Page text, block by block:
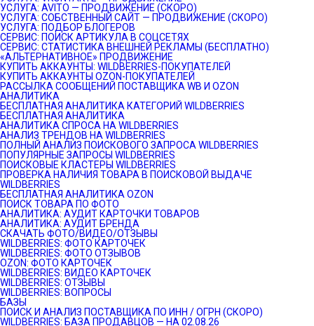
УСЛУГА: AVITO — ПРОДВИЖЕНИЕ (СКОРО)
УСЛУГА: СОБСТВЕННЫЙ САЙТ — ПРОДВИЖЕНИЕ (СКОРО)
УСЛУГА: ПОДБОР БЛОГЕРОВ
СЕРВИС: ПОИСК АРТИКУЛА В СОЦСЕТЯХ
СЕРВИС: СТАТИСТИКА ВНЕШНЕЙ РЕКЛАМЫ (БЕСПЛАТНО)
«АЛЬТЕРНАТИВНОЕ» ПРОДВИЖЕНИЕ
КУПИТЬ АККАУНТЫ: WILDBERRIES-ПОКУПАТЕЛЕЙ
КУПИТЬ АККАУНТЫ OZON-ПОКУПАТЕЛЕЙ
РАССЫЛКА СООБЩЕНИЙ ПОСТАВЩИКА WB И OZON
АНАЛИТИКА
БЕСПЛАТНАЯ АНАЛИТИКА КАТЕГОРИЙ WILDBERRIES
БЕСПЛАТНАЯ АНАЛИТИКА
АНАЛИТИКА СПРОСА НА WILDBERRIES
АНАЛИЗ ТРЕНДОВ НА WILDBERRIES
ПОЛНЫЙ АНАЛИЗ ПОИСКОВОГО ЗАПРОСА WILDBERRIES
ПОПУЛЯРНЫЕ ЗАПРОСЫ WILDBERRIES
ПОИСКОВЫЕ КЛАСТЕРЫ WILDBERRIES
ПРОВЕРКА НАЛИЧИЯ ТОВАРА В ПОИСКОВОЙ ВЫДАЧЕ
WILDBERRIES
БЕСПЛАТНАЯ АНАЛИТИКА OZON
ПОИСК ТОВАРА ПО ФОТО
АНАЛИТИКА: АУДИТ КАРТОЧКИ ТОВАРОВ
АНАЛИТИКА: АУДИТ БРЕНДА
СКАЧАТЬ ФОТО/ВИДЕО/ОТЗЫВЫ
WILDBERRIES: ФОТО КАРТОЧЕК
WILDBERRIES: ФОТО ОТЗЫВОВ
OZON: ФОТО КАРТОЧЕК
WILDBERRIES: ВИДЕО КАРТОЧЕК
WILDBERRIES: ОТЗЫВЫ
WILDBERRIES: ВОПРОСЫ
БАЗЫ
ПОИСК И АНАЛИЗ ПОСТАВЩИКА ПО ИНН / ОГРН (СКОРО)
WILDBERRIES: БАЗА ПРОДАВЦОВ — НА 02.08.26